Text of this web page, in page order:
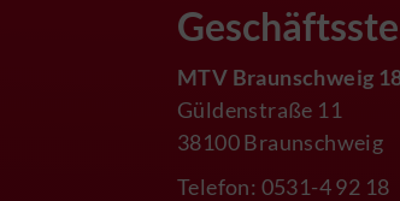
MTV Braunschweig
Güldenstraße 11
38100 Braunschweig
Telefon: 0531-4 92 18